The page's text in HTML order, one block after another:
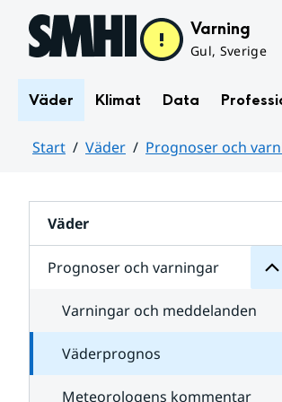
Hoppa till sidans innehåll Varning
Gul, Sverige
Väder Klimat Data
Start Väder Prognoser och
Väder
Prognoser och varningar
för
Varningar och meddelanden
Väderprognos
Meteorologens kommentar